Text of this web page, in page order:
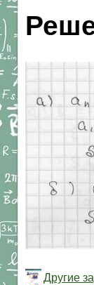
Другие